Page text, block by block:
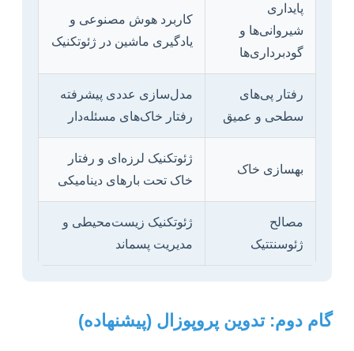
پایداری
شیروانی‌ها و
گودبرداری‌ها
کاربرد هوش مصنوعی و
یادگیری ماشین در ژئوتکنیک
رفتار پی‌های
سطحی و عمیق
مدل‌سازی عددی پیشرفته
رفتار خاک‌های مسئله‌دار
بهسازی خاک
ژئوتکنیک لرزه‌ای و رفتار
خاک تحت بارهای دینامیکی
مصالح
ژئوسنتتیک
ژئوتکنیک زیست‌محیطی و
مدیریت پسماند
گام دوم: تدوین پروپوزال (پیشنهاده)